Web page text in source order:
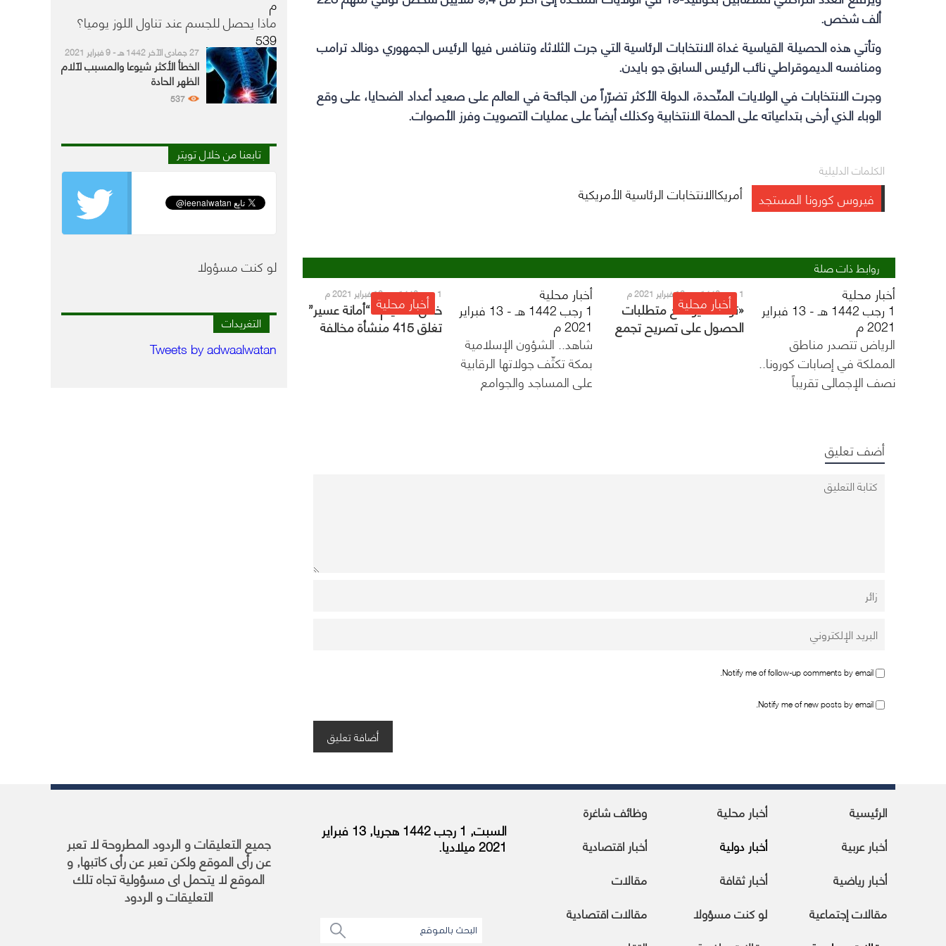
ألف شخص.
وتأتي هذه الحصيلة القياسية غداة الانتخابات الرئاسية التي جرت الثلاثاء وتنافس فيها الرئيس الجمهوري دونالد ترامب
ومنافسه الديموقراطي نائب الرئيس السابق جو بايدن.
وجرت الانتخابات في الولايات المتّحدة، الدولة الأكثر تضرّراً من الجائحة في العالم على صعيد أعداد الضحايا، على وقع
الوباء الذي أرخى بتداعياته على الحملة الانتخابية وكذلك أيضاً على عمليات التصويت وفرز الأصوات.
الكلمات الدليلية
أمريكاالانتخابات الرئاسية الأمريكية فيروس كورونا المستجد
روابط ذات صلة
أخبار محلية
1 رجب 1442 هـ - 13 فبراير
2021 م
الرياض تتصدر مناطق
المملكة في إصابات كورونا..
نصف الإجمالي تقريباً
أخبار محلية 1 رجب 1442 هـ - 13 فبراير 2021 م
«توكلنا» يوضح متطلبات
الحصول على تصريح تجمع
حكومي أو تجاري والعدد
أخبار محلية
1 رجب 1442 هـ - 13 فبراير
2021 م
شاهد.. الشؤون الإسلامية
بمكة تكثّف جولاتها الرقابية
على المساجد والجوامع
أخبار محلية 1 رجب 1442 هـ - 13 فبراير 2021 م
خلال 10 أيام.. “أمانة عسير”
تغلق 415 منشأة مخالفة
أضف تعليق
Notify me of follow-up comments by email.
Notify me of new posts by email.
ماذا يحصل للجسم عند تناول اللوز يوميا؟
539
27 جمادى الآخر 1442 هـ - 9 فبراير 2021
م
الخطأ الأكثر شيوعا والمسبب لآلام
الظهر الحادة
537
تابعنا من خلال تويتر
لو كنت مسؤولا
التغريدات
Tweets by adwaalwatan
الرئيسية أخبار محلية
وظائف شاغرة
أخبار عربية
أخبار دولية
أخبار اقتصادية
أخبار رياضية
أخبار ثقافة
مقالات
مقالات إجتماعية
لو كنت مسؤولا
مقالات اقتصادية
السبت, 1 رجب 1442 هجريا, 13 فبراير
2021 ميلاديا. جميع التعليقات و الردود المطروحة لا تعبر
عن رأى الموقع ولكن تعبر عن رأى كاتبها, و
الموقع لا يتحمل اى مسؤولية تجاه تلك
التعليقات و الردود